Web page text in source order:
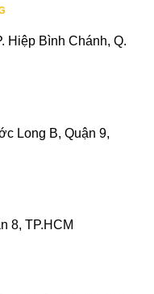
Hiệp Bình Chánh, Q.
Long B, Quận 9,
8, TP.HCM